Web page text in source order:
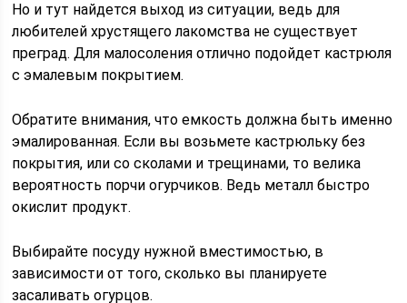
Но и тут найдется выход из ситуации, ведь для
любителей хрустящего лакомства не существует
преград. Для малосоления отлично подойдет кастрюля
с эмалевым покрытием.
Обратите внимания, что емкость должна быть именно
эмалированная. Если вы возьмете кастрюльку без
покрытия, или со сколами и трещинами, то велика
вероятность порчи огурчиков. Ведь металл быстро
окислит продукт.
Выбирайте посуду нужной вместимостью, в
зависимости от того, сколько вы планируете
засаливать огурцов.